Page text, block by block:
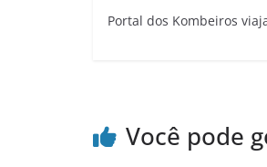
Portal dos Kombeiros
Você pode